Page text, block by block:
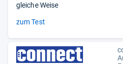
gleiche Weise
zum Test